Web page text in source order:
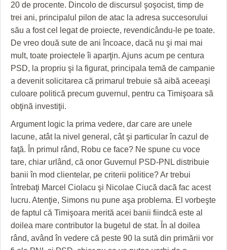
20 de procente. Dincolo de discursul şoşocist, timp de
trei ani, principalul pilon de atac la adresa succesorului
său a fost cel legat de proiecte, revendicându-le pe toate.
De vreo două sute de ani încoace, dacă nu şi mai mai
mult, toate proiectele îi aparţin. Ajuns acum pe centura
PSD, la propriu şi la figurat, principala temă de campanie
a devenit solicitarea că primarul trebuie să aibă aceeaşi
culoare politică precum guvernul, pentru ca Timişoara să
obţină investiţii.
Argument logic la prima vedere, dar care are unele
lacune, atât la nivel general, cât şi particular în cazul de
faţă. În primul rând, Robu ce face? Ne spune cu voce
tare, chiar urlând, că onor Guvernul PSD-PNL distribuie
banii în mod clientelar, pe criterii politice? Ar trebui
întrebaţi Marcel Ciolacu şi Nicolae Ciucă dacă fac acest
lucru. Atenţie, Simons nu pune aşa problema. El vorbeşte
de faptul că Timişoara merită acei banii fiindcă este al
doilea mare contributor la bugetul de stat. În al doilea
rând, având în vedere că peste 90 la sută din primării vor